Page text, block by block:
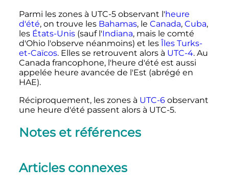
Parmi les zones à UTC-5 observant l'heure
d'été, on trouve les Bahamas, le Canada, Cuba,
les États-Unis(sauf l'Indiana, mais le comté
d'Ohio l'observe néanmoins) et les Îles Turks-
et-Caïcos. Elles se retrouvent alors à UTC-4. Au
Canada francophone, l'heure d'été est aussi
appelée heure avancée de l'Est (abrégé en
HAE).
Réciproquement, les zones à UTC-6observant
une heure d'été passent alors à UTC-5.
Notes et références
Articles connexes